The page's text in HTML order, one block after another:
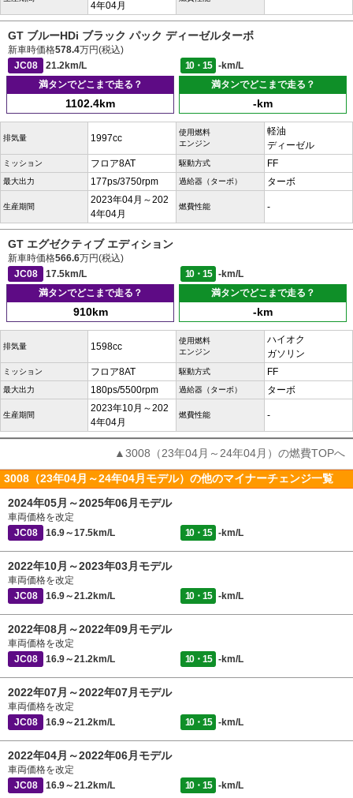
4年04月
GT ブルーHDi ブラック パック ディーゼルターボ
新車時価格578.4万円(税込)
JC08
21.2km/L 10・15
-km/L
満タンでどこまで走る？
1102.4km
満タンでどこまで走る？
-km
排気量 1997cc
使用燃料
エンジン
軽油
ディーゼル
ミッション フロア8AT 駆動方式 FF
最大出力 177ps/3750rpm 過給器（ターボ） ターボ
生産期間
2023年04月～202
4年04月
燃費性能 -
GT エグゼクティブ エディション
新車時価格566.6万円(税込)
JC08
17.5km/L 10・15
-km/L
満タンでどこまで走る？
910km
満タンでどこまで走る？
-km
排気量 1598cc
使用燃料
エンジン
ハイオク
ガソリン
ミッション フロア8AT 駆動方式 FF
最大出力 180ps/5500rpm 過給器（ターボ） ターボ
生産期間
2023年10月～202
4年04月
燃費性能 -
▲3008（23年04月～24年04月）の燃費TOPへ
3008（23年04月～24年04月モデル）の他のマイナーチェンジ一覧
2024年05月～2025年06月モデル
車両価格を改定
JC08
16.9～17.5km/L 10・15 -km/L
2022年10月～2023年03月モデル
車両価格を改定
JC08
16.9～21.2km/L 10・15 -km/L
2022年08月～2022年09月モデル
車両価格を改定
JC08
16.9～21.2km/L 10・15 -km/L
2022年07月～2022年07月モデル
車両価格を改定
JC08
16.9～21.2km/L 10・15 -km/L
2022年04月～2022年06月モデル
車両価格を改定
JC08
16.9～21.2km/L 10・15 -km/L